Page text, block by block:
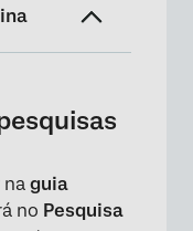
na guia
no Pesquisa